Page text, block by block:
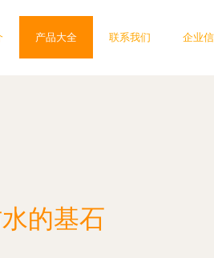
产品大全 联系我们 企业
的基石